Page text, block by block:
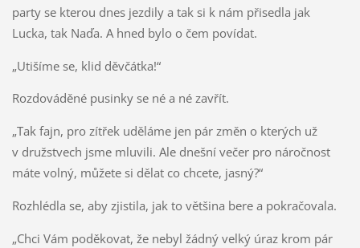
party se kterou dnes jezdily a tak si k nám přisedla jak
Lucka, tak Naďa. A hned bylo o čem povídat.
„Utišíme se, klid děvčátka!“
Rozdováděné pusinky se né a né zavřít.
„Tak fajn, pro zítřek uděláme jen pár změn o kterých už
v družstvech jsme mluvili. Ale dnešní večer pro náročnost
máte volný, můžete si dělat co chcete, jasný?“
Rozhlédla se, aby zjistila, jak to většina bere a pokračovala.
„Chci Vám poděkovat, že nebyl žádný velký úraz krom pár